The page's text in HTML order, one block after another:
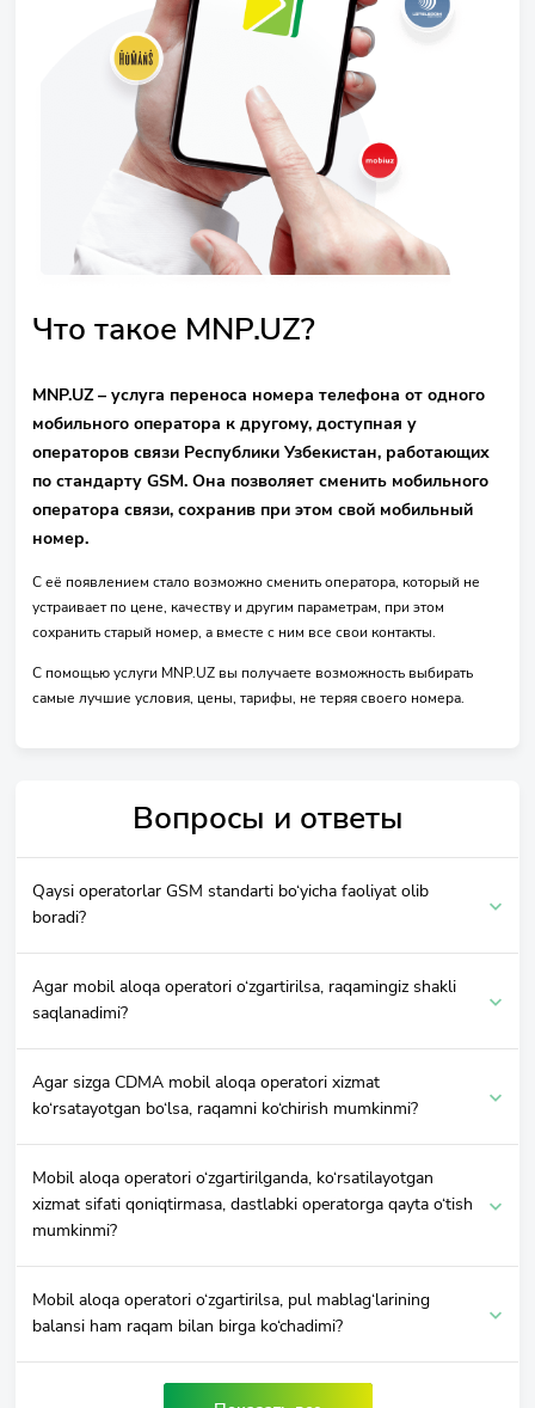
Что такое MNP.UZ?
MNP.UZ – услуга переноса номера телефона от одного
мобильного оператора к другому, доступная у
операторов связи Республики Узбекистан, работающих
по стандарту GSM. Она позволяет сменить мобильного
оператора связи, сохранив при этом свой мобильный
номер.
С её появлением стало возможно сменить оператора, который не
устраивает по цене, качеству и другим параметрам, при этом
сохранить старый номер, а вместе с ним все свои контакты.
C помощью услуги MNP.UZ вы получаете возможность выбирать
самые лучшие условия, цены, тарифы, не теряя своего номера.
Вопросы и ответы
Qaysi operatorlar GSM standarti bo‘yicha faoliyat olib
boradi?
Agar mobil aloqa operatori o‘zgartirilsa, raqamingiz shakli
saqlanadimi?
Agar sizga CDMA mobil aloqa operatori xizmat
ko‘rsatayotgan bo‘lsa, raqamni ko‘chirish mumkinmi?
Mobil aloqa operatori o‘zgartirilganda, ko‘rsatilayotgan
xizmat sifati qoniqtirmasa, dastlabki operatorga qayta o‘tish
mumkinmi?
Mobil aloqa operatori o‘zgartirilsa, pul mablag‘larining
balansi ham raqam bilan birga ko‘chadimi?